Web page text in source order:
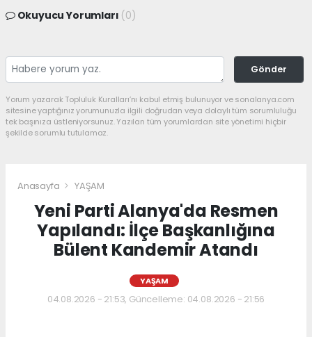
Okuyucu Yorumları (0)
Gönder
Yorum yazarak Topluluk Kuralları’nı kabul etmiş bulunuyor ve sonalanya.com
sitesine yaptığınız yorumunuzla ilgili doğrudan veya dolaylı tüm sorumluluğu
tek başınıza üstleniyorsunuz. Yazılan tüm yorumlardan site yönetimi hiçbir
şekilde sorumlu tutulamaz.
Anasayfa YAŞAM
Yeni Parti Alanya'da Resmen
Yapılandı: İlçe Başkanlığına
Bülent Kandemir Atandı
YAŞAM
04.08.2026 - 21:53, Güncelleme: 04.08.2026 - 21:56